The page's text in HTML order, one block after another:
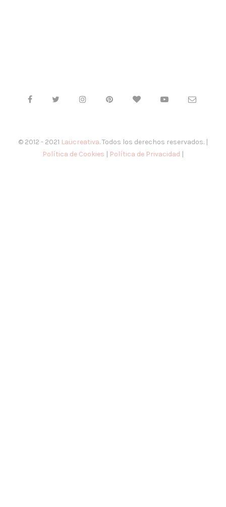
© 2012 - 2021 Laücreativa. Todos los derechos reservados. |
Política de Cookies | Política de Privacidad |